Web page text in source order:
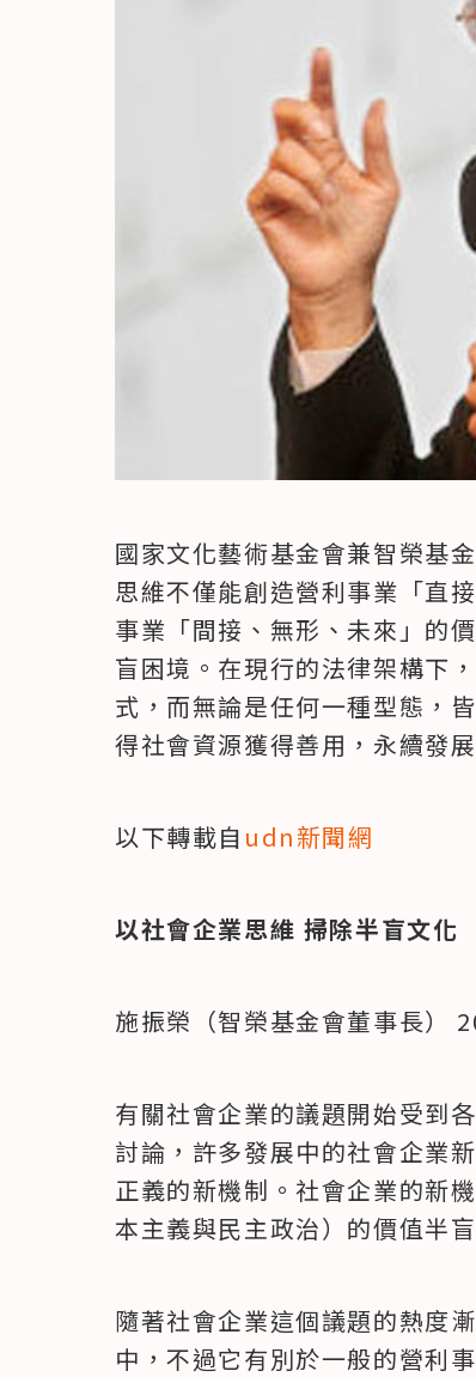
國家文化藝術基金會兼智榮基
思維不僅能創造營利事業「直
事業「間接、無形、未來」的
盲困境。在現行的法律架構下
式，而無論是任何一種型態，
得社會資源獲得善用，永續發展
以下轉載自 udn新聞網
以社會企業思維 掃除半盲文化
施振榮（智榮基金會董事長）
有關社會企業的議題開始受到
討論，許多發展中的社會企業
正義的新機制。社會企業的新
本主義與民主政治）的價值半
隨著社會企業這個議題的熱度
中，不過它有別於一般的營利